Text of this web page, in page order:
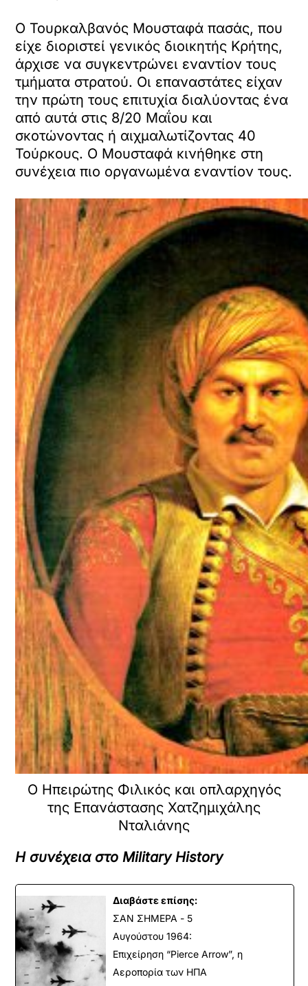
Ο Τουρκαλβανός Μουσταφά πασάς, που
είχε διοριστεί γενικός διοικητής Κρήτης,
άρχισε να συγκεντρώνει εναντίον τους
τμήματα στρατού. Οι επαναστάτες είχαν
την πρώτη τους επιτυχία διαλύοντας ένα
από αυτά στις 8/20 Μαΐου και
σκοτώνοντας ή αιχμαλωτίζοντας 40
Τούρκους. Ο Μουσταφά κινήθηκε στη
συνέχεια πιο οργανωμένα εναντίον τους.
Ο Ηπειρώτης Φιλικός και οπλαρχηγός
της Επανάστασης Χατζημιχάλης
Νταλιάνης
Η συνέχεια στο Military History
Διαβάστε επίσης:
ΣΑΝ ΣΗΜΕΡΑ - 5
Αυγούστου 1964:
Επιχείρηση “Pierce Arrow”, η
Αεροπορία των ΗΠΑ